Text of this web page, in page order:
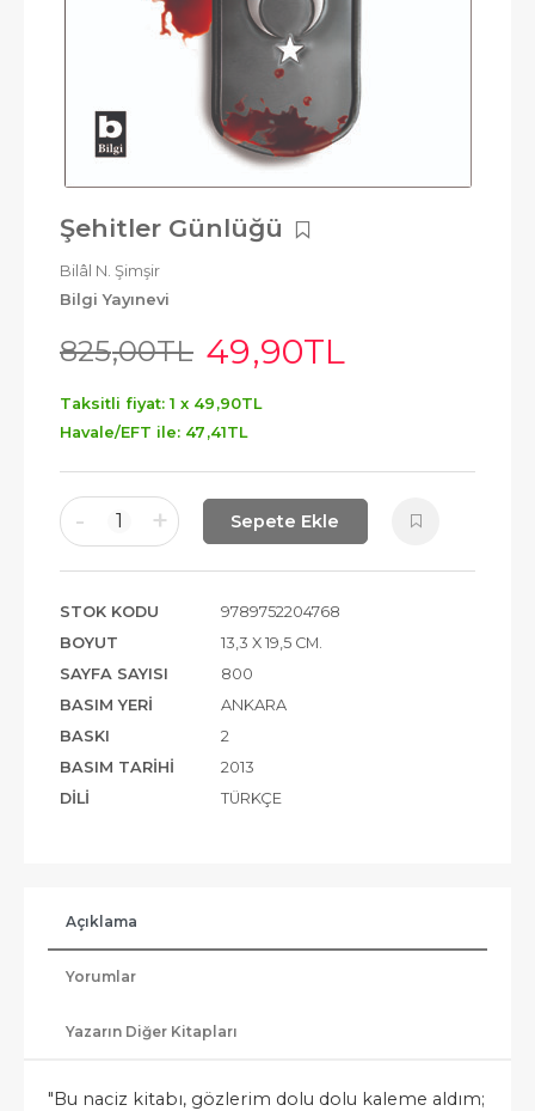
Şehitler Günlüğü
Bilâl N. Şimşir
Bilgi Yayınevi
825,00TL 49,90TL
Taksitli fiyat: 1 x 49 ,90TL
Havale/EFT ile: 47 ,41TL
- 1 + Sepete Ekle
STOK KODU
9789752204768
BOYUT
13,3 X 19,5 CM.
SAYFA SAYISI
800
BASIM YERI
ANKARA
BASKI
2
BASIM TARIHI
2013
DILI
TÜRKÇE
Açıklama
Yorumlar
Yazarın Diğer Kitapları
"Bu naciz kitabı, gözlerim dolu dolu kaleme aldım;